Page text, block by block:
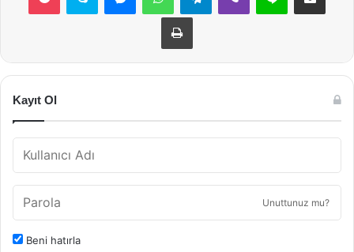
Yazdır
Kayıt Ol
Unuttunuz mu?
Beni hatırla